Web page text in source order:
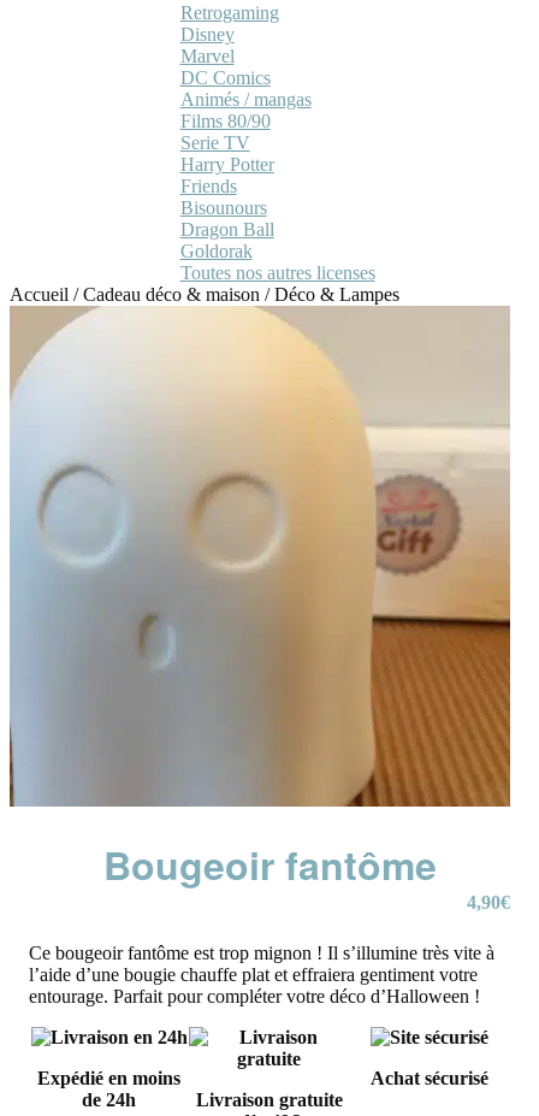
Retrogaming
Disney
Marvel
DC Comics
Animés / mangas
Films 80/90
Serie TV
Harry Potter
Friends
Bisounours
Dragon Ball
Goldorak
Toutes nos autres licenses
Accueil /Cadeau déco & maison /Déco & Lampes
Bougeoir fantôme
4,90€
Ce bougeoir fantôme est trop mignon ! Il s’illumine très vite à
l’aide d’une bougie chauffe plat et effraiera gentiment votre
entourage. Parfait pour compléter votre déco d’Halloween !
Expédié en moins
de 24h
Livraison gratuite
Achat sécurisé